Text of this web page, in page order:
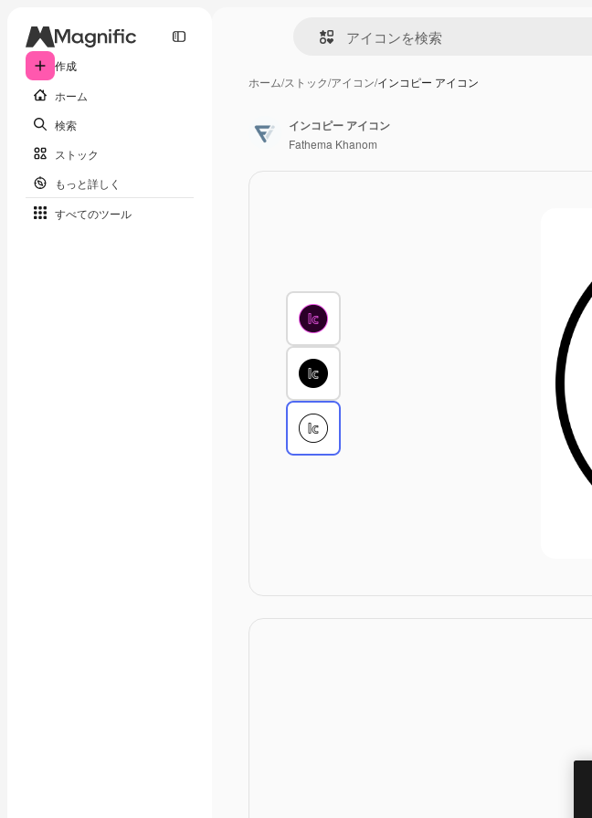
作成
ホーム
検索
ストック
もっと詳しく
すべてのツール
ホーム/ストック/アイコン/インコピー アイコン
インコピー アイコン
Fathema Khanom